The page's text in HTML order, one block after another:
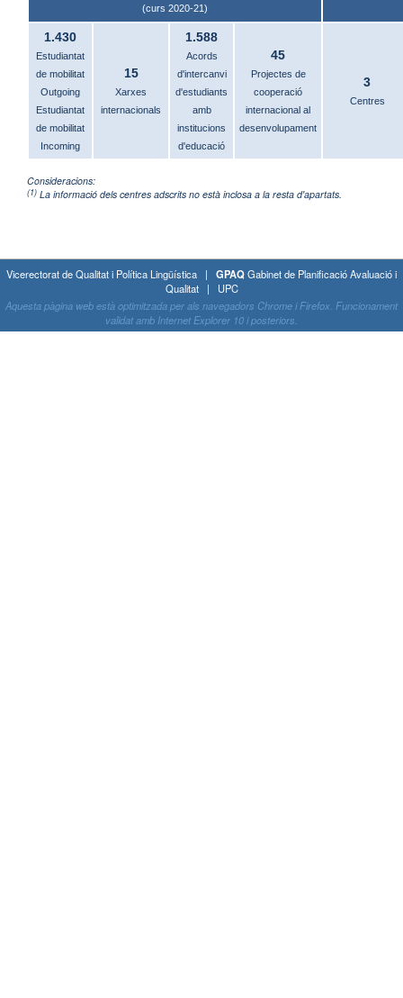
(curs 2020-21)
1.430
Estudiantat
de mobilitat
Outgoing
Estudiantat
de mobilitat
Incoming
15
Xarxes
internacionals
1.588
Acords
d'intercanvi
d'estudiants
amb
institucions
d'educació
45
Projectes de
cooperació
internacional al
desenvolupament
3
Centres
Consideracions:
(1) La informació dels centres adscrits no està inclosa a la resta d'apartats.
Vicerectorat de Qualitat i Política Lingüística | GPAQGabinet de Planificació Avaluació i
Qualitat | UPC
Aquesta pàgina web està optimitzada per als navegadors Chrome i Firefox. Funcionament
validat amb Internet Explorer 10 i posteriors.